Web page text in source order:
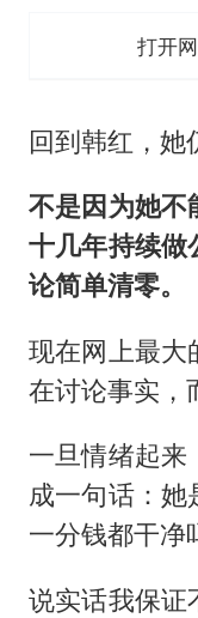
打开
回到韩红，她
不是因为她不
十几年持续做
论简单清零。
现在网上最大
在讨论事实，
一旦情绪起来
成一句话：她
一分钱都干净
说实话我保证